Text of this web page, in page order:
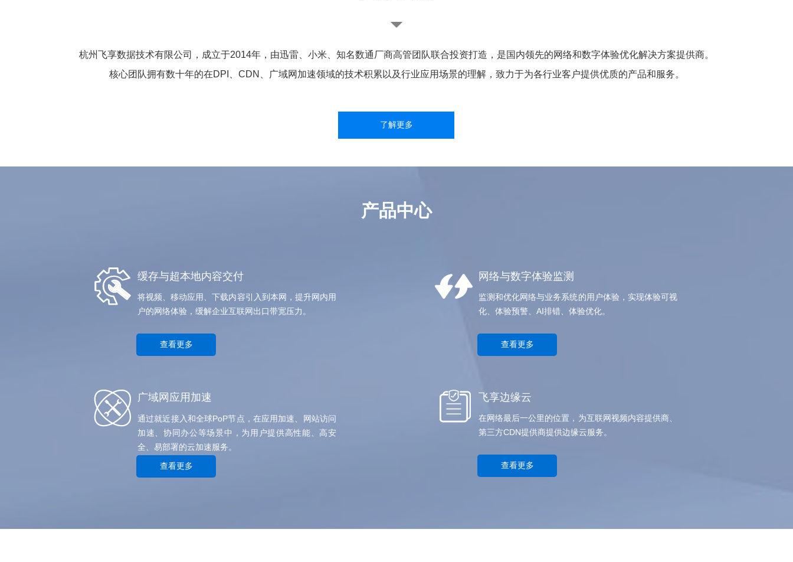
杭州飞享数据技术有限公司，成立于2014年，由迅雷、小米、知名数通厂商高管团队联合投资打造，是国内领先的网络和数字体验优化解决方案提供商。
核心团队拥有数十年的在DPI、CDN、广域网加速领域的技术积累以及行业应用场景的理解，致力于为各行业客户提供优质的产品和服务。
了解更多
产品中心
缓存与超本地内容交付
将视频、移动应用、下载内容引入到本网，提升网内用
户的网络体验，缓解企业互联网出口带宽压力。
查看更多
网络与数字体验监测
监测和优化网络与业务系统的用户体验，实现体验可视
化、体验预警、AI排错、体验优化。
查看更多
广域网应用加速
通过就近接入和全球PoP节点，在应用加速、网站访问
加速、协同办公等场景中，为用户提供高性能、高安
全、易部署的云加速服务。
查看更多
飞享边缘云
在网络最后一公里的位置，为互联网视频内容提供商、
第三方CDN提供商提供边缘云服务。
查看更多